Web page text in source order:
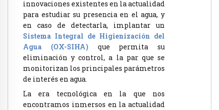
innovaciones existentes en la actualidad
para estudiar su presencia en el agua, y
en caso de detectarla, implantar un
Sistema Integral de Higienización del
Agua (OX-SIHA) que permita su
eliminación y control, a la par que se
monitorizan los principales parámetros
de interés en agua.
La era tecnológica en la que nos
encontramos inmersos en la actualidad